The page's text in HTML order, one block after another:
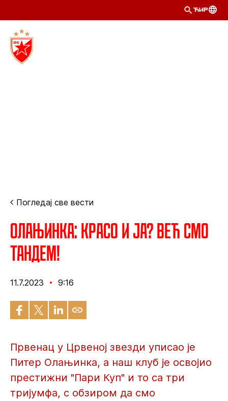
ЋИР
Погледај све вести
Олањинка: Красо и ја? Већ смо
тандем!
11.7.2023 9:16
Првенац у Црвеној звезди уписао је
Питер Олањинка, а наш клуб је освојио
престижни "Пари Куп" и то са три
тријумфа, с обзиром да смо